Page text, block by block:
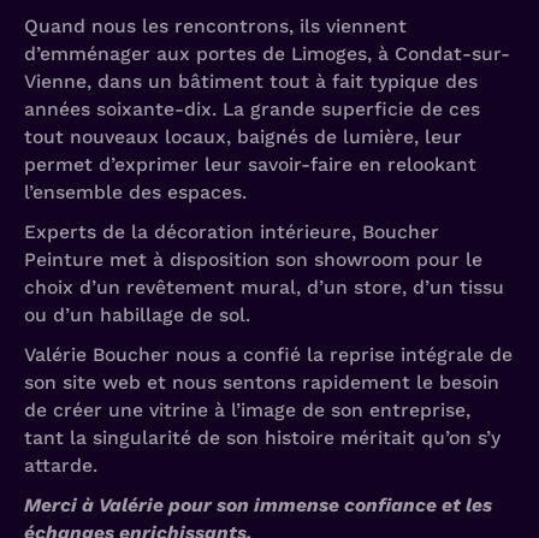
Quand nous les rencontrons, ils viennent
d’emménager aux portes de Limoges, à Condat-sur-
Vienne, dans un bâtiment tout à fait typique des
années soixante-dix. La grande superficie de ces
tout nouveaux locaux, baignés de lumière, leur
permet d’exprimer leur savoir-faire en relookant
l’ensemble des espaces.
Experts de la décoration intérieure, Boucher
Peinture met à disposition son showroom pour le
choix d’un revêtement mural, d’un store, d’un tissu
ou d’un habillage de sol.
Valérie Boucher nous a confié la reprise intégrale de
son site web et nous sentons rapidement le besoin
de créer une vitrine à l’image de son entreprise,
tant la singularité de son histoire méritait qu’on s’y
attarde.
Merci à Valérie pour son immense confiance et les
échanges enrichissants.